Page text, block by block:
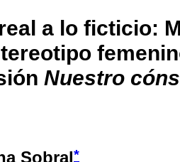
a lo ficticio:
Nuestro
Sobral*